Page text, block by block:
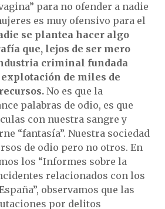
para no ofender a nadie
es muy ofensivo para el
se plantea hacer algo
que, lejos de ser mero
criminal fundada
de miles de
No es que la
palabras de odio, es que
con nuestra sangre y
“fantasía”. Nuestra sociedad
de odio pero no otros. En
los “Informes sobre la
relacionados con los
observamos que las
por delitos